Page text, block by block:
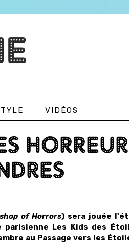
VIDÉOS
of Horrors) sera jouée
parisienne Les Kids des
au Passage vers les